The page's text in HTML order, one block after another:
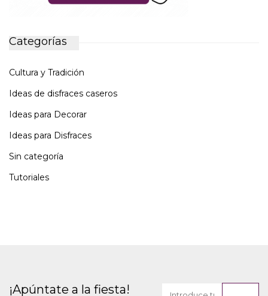
Categorías
Cultura y Tradición
Ideas de disfraces caseros
Ideas para Decorar
Ideas para Disfraces
Sin categoría
Tutoriales
¡Apúntate a la fiesta!